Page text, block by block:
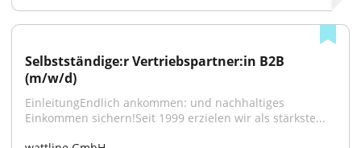
Selbstständige:r Vertriebspartner:in B2B
(m/w/d)
EinleitungEndlich ankommen: und nachhaltiges
Einkommen sichern!Seit 1999 erzielen wir als stärkste...